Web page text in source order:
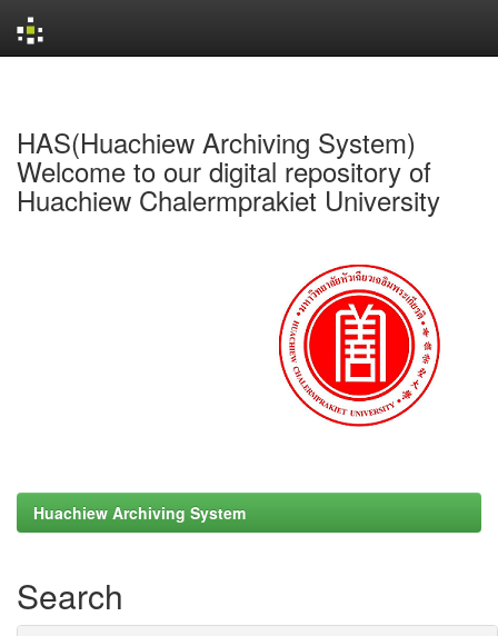
HAS(Huachiew Archiving System)
Welcome to our digital repository of
Huachiew Chalermprakiet University
Huachiew Archiving System
Search